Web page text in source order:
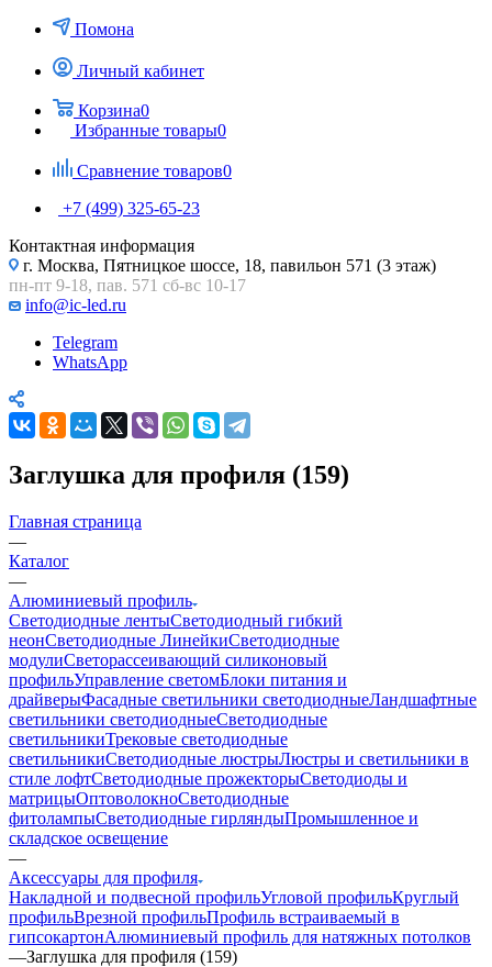
Помона
Личный кабинет
Корзина0
Избранные товары0
Сравнение товаров0
+7 (499) 325-65-23
Контактная информация
г. Москва, Пятницкое шоссе, 18, павильон 571 (3 этаж)
пн-пт 9-18, пав. 571 сб-вс 10-17
info@ic-led.ru
Telegram
WhatsApp
Заглушка для профиля (159)
Главная страница
—
Каталог
—
Алюминиевый профиль
Светодиодные лентыСветодиодный гибкий
неонСветодиодные ЛинейкиСветодиодные
модулиСветорассеивающий силиконовый
профильУправление светомБлоки питания и
драйверыФасадные светильники светодиодныеЛандшафтные
светильники светодиодныеСветодиодные
светильникиТрековые светодиодные
светильникиСветодиодные люстрыЛюстры и светильники в
стиле лофтСветодиодные прожекторыСветодиоды и
матрицыОптоволокноСветодиодные
фитолампыСветодиодные гирляндыПромышленное и
складское освещение
—
Аксессуары для профиля
Накладной и подвесной профильУгловой профильКруглый
профильВрезной профильПрофиль встраиваемый в
гипсокартонАлюминиевый профиль для натяжных потолков
—Заглушка для профиля (159)